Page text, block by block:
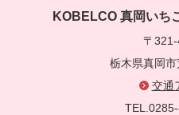
KOBELCO 真岡いち
〒
栃木県真岡
交通